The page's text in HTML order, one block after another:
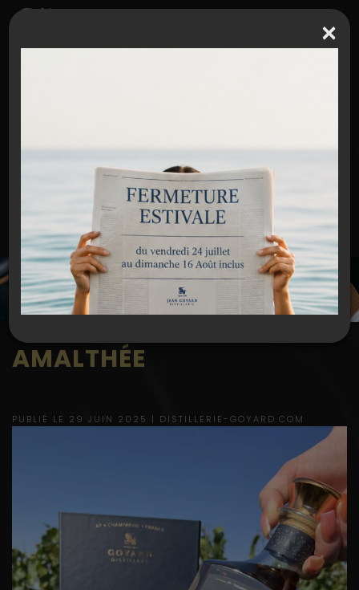
RETROUVEZ L'ACTUALITÉ DE LA DISTILLERIE !
AMALTHÉE
PUBLIÉ LE 29 JUIN 2025 | DISTILLERIE-GOYARD.COM
×